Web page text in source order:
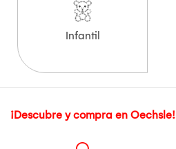
Infantil
¡Descubre y compra en Oechsle!